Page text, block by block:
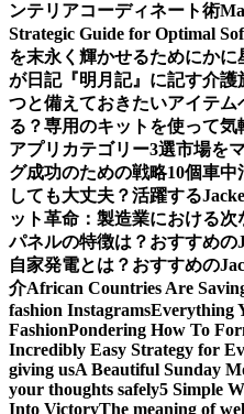
ンテリアコーディネート術
Strategic Guide for Optimal
を末永く輝かせるためにか
が日記『明月記』に記す介護
つと備えておきたいアイテム
る？専用のキットを使って気
アプリカテゴリー3選市場を
グ成功のための戦略10個車中
しても大丈夫？活躍する
ット革命：製造業における次
パネルの特徴は？おすすめ
自家発電とは？おすすめの
介African Countries Are
fashion InstagramsEverything
FashionPondering How To
Incredibly Easy Strategy for
giving usA Beautiful Sunday
your thoughts safely5 Simple
Into VictoryThe meaning of